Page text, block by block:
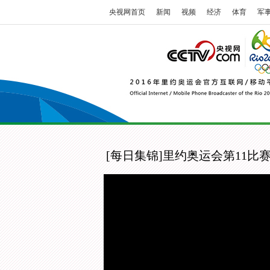
央视网首页 新闻 视频 经济 体育 军
[每日集锦]里约奥运会第11比